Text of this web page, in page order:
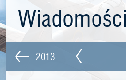
Wiadomości
2013